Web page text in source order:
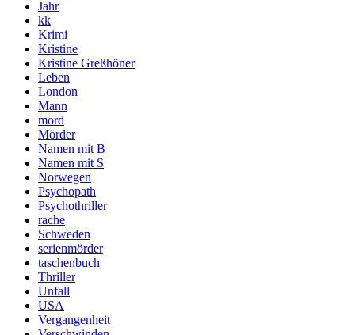
Jahr
kk
Krimi
Kristine
Kristine Greßhöner
Leben
London
Mann
mord
Mörder
Namen mit B
Namen mit S
Norwegen
Psychopath
Psychothriller
rache
Schweden
serienmörder
taschenbuch
Thriller
Unfall
USA
Vergangenheit